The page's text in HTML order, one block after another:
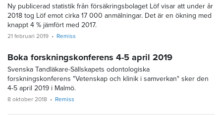
Ny publicerad statistik från försäkringsbolaget Löf visar att under år
2018 tog Löf emot cirka 17 000 anmälningar. Det är en ökning med
knappt 4 % jämfört med 2017.
21 februari 2019 Remiss
Boka forskningskonferens 4-5 april 2019
Svenska Tandläkare-Sällskapets odontologiska
forskningskonferens "Vetenskap och klinik i samverkan" sker den
4-5 april 2019 i Malmö.
8 oktober 2018 Remiss